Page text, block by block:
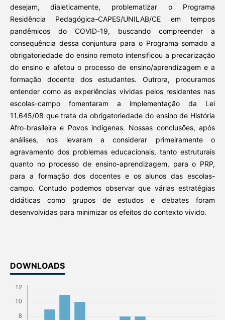
desejam, dialeticamente, problematizar o Programa
Residência Pedagógica-CAPES/UNILAB/CE em tempos
pandêmicos do COVID-19, buscando compreender a
consequência dessa conjuntura para o Programa somado a
obrigatoriedade do ensino remoto intensificou a precarização
do ensino e afetou o processo de ensino/aprendizagem e a
formação docente dos estudantes. Outrora, procuramos
entender como as experiências vividas pelos residentes nas
escolas-campo fomentaram a implementação da Lei
11.645/08 que trata da obrigatoriedade do ensino de História
Afro-brasileira e Povos indígenas. Nossas conclusões, após
análises, nos levaram a considerar primeiramente o
agravamento dos problemas educacionais, tanto estruturais
quanto no processo de ensino-aprendizagem, para o PRP,
para a formação dos docentes e os alunos das escolas-
campo. Contudo podemos observar que várias estratégias
didáticas como grupos de estudos e debates foram
desenvolvidas para minimizar os efeitos do contexto vivido.
DOWNLOADS